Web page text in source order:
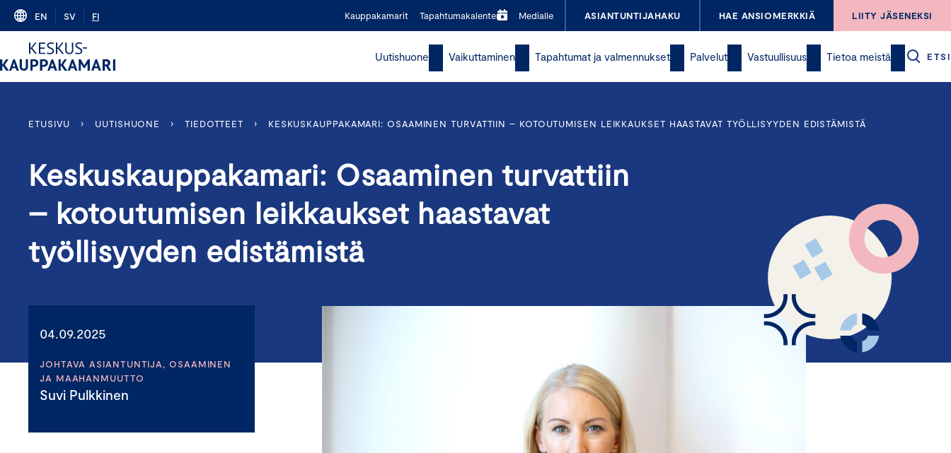
Skip
content
EN SV FI Kauppakamarit Tapahtumakalenteri Medialle ASIANTUNTIJAHAKU HAE ANSIOMERKKIÄ LIITY JÄSENEKSI
Uutishuone Vaikuttaminen Tapahtumat ja valmennukset Palvelut Vastuullisuus Tietoa meistä ETSI
ETUSIVU › UUTISHUONE › TIEDOTTEET › KESKUSKAUPPAKAMARI: OSAAMINEN TURVATTIIN – KOTOUTUMISEN LEIKKAUKSET HAASTAVAT TYÖLLISYYDEN EDISTÄMISTÄ
Keskuskauppakamari: Osaaminen turvattiin
– kotoutumisen leikkaukset haastavat
työllisyyden edistämistä
04.09.2025
JOHTAVA ASIANTUNTIJA, OSAAMINEN
JA MAAHANMUUTTO
Suvi Pulkkinen